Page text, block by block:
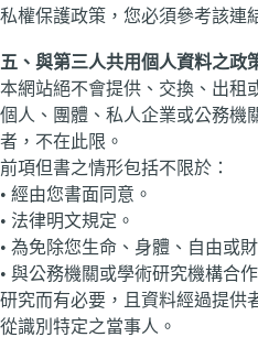
私權保護政策，您必須參考該連
五、與第三人共用個人資料之政
本網站絕不會提供、交換、出租
個人、團體、私人企業或公務機
者，不在此限。
前項但書之情形包括不限於：
• 經由您書面同意。
• 法律明文規定。
• 為免除您生命、身體、自由或
• 與公務機關或學術研究機構合
研究而有必要，且資料經過提供
從識別特定之當事人。